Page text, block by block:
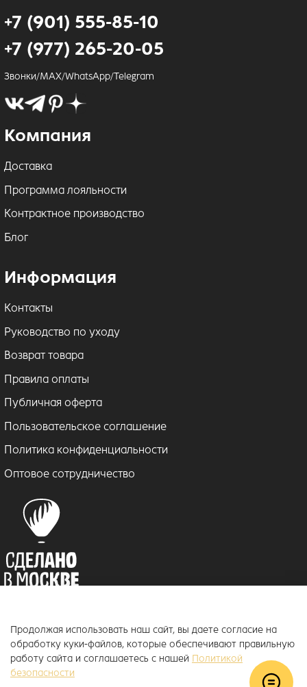
+7 (901) 555-85-10
+7 (977) 265-20-05
Звонки/MAX/WhatsApp/Telegram
Компания
Доставка
Программа лояльности
Контрактное производство
Блог
Информация
Контакты
Руководство по уходу
Возврат товара
Правила оплаты
Публичная оферта
Пользовательское соглашение
Политика конфиденциальности
Оптовое сотрудничество
© 2018–2026 ToucanKids
Официальный интернет-магазин бренда Toucankids, товары для
новорожденных и детей постарше
Продолжая использовать наш сайт, вы даете согласие на
обработку куки-файлов, которые обеспечивают правильную
работу сайта и соглашаетесь с нашей Политикой
безопасности